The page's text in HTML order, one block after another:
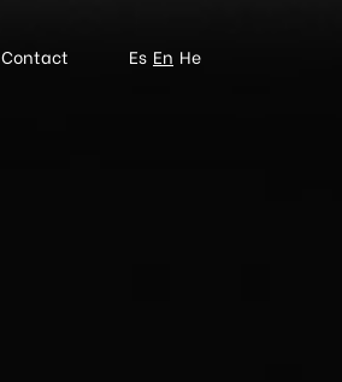
Contact Es En He